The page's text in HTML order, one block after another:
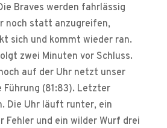
Braves werden fahrlässig
noch statt anzugreifen,
sich und kommt wieder ran.
zwei Minuten vor Schluss.
auf der Uhr netzt unser
Führung (81:83). Letzter
Die Uhr läuft runter, ein
Fehler und ein wilder Wurf drei